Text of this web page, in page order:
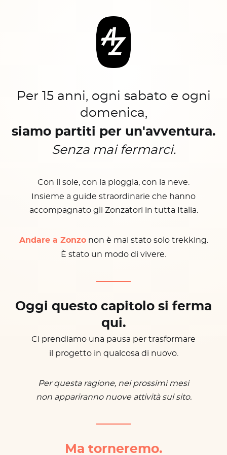
Per 15 anni, ogni sabato e ogni
domenica,
siamo partiti per un'avventura.
Senza mai fermarci.
Con il sole, con la pioggia, con la neve.
Insieme a guide straordinarie che hanno
accompagnato gli Zonzatori in tutta Italia.
Andare a Zonzonon è mai stato solo trekking.
È stato un modo di vivere.
Oggi questo capitolo si ferma
qui.
Ci prendiamo una pausa per trasformare
il progetto in qualcosa di nuovo.
Per questa ragione, nei prossimi mesi
non appariranno nuove attività sul sito.
Ma torneremo.